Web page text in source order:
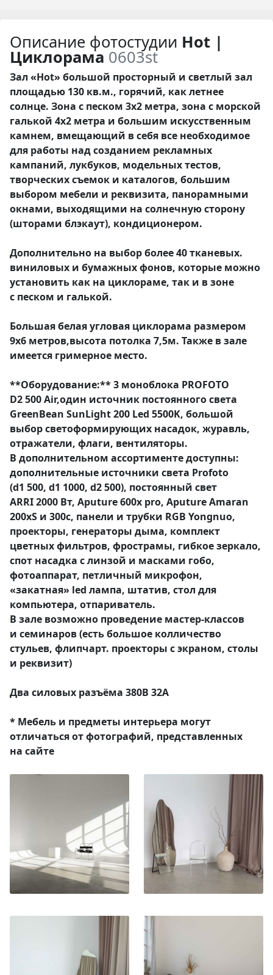
Описание фотостудии Hot |
Циклорама 0603st
Зал «Hot» большой просторный и светлый зал
площадью 130 кв.м., горячий, как летнее
солнце. Зона с песком 3х2 метра, зона с морской
галькой 4х2 метра и большим искусственным
камнем, вмещающий в себя все необходимое
для работы над созданием рекламных
кампаний, лукбуков, модельных тестов,
творческих съемок и каталогов, большим
выбором мебели и реквизита, панорамными
окнами, выходящими на солнечную сторону
(шторами блэкаут), кондиционером.
Дополнительно на выбор более 40 тканевых.
виниловых и бумажных фонов, которые можно
установить как на циклораме, так и в зоне
с песком и галькой.
Большая белая угловая циклорама размером
9х6 метров,высота потолка 7,5м. Также в зале
имеется гримерное место.
**Оборудование:** 3 моноблока PROFOTO
D2 500 Air,один источник постоянного света
GreenBean SunLight 200 Led 5500K, большой
выбор светоформирующих насадок, журавль,
отражатели, флаги, вентиляторы.
В дополнительном ассортименте доступны:
дополнительные источники света Profoto
(d1 500, d1 1000, d2 500), постоянный свет
ARRI 2000 Вт, Aputure 600x pro, Aputure Amaran
200xS и 300c, панели и трубки RGB Yongnuo,
проекторы, генераторы дыма, комплект
цветных фильтров, фрострамы, гибкое зеркало,
спот насадка с линзой и масками гобо,
фотоаппарат, петличный микрофон,
«закатная» led лампа, штатив, стол для
компьютера, отпариватель.
В зале возможно проведение мастер-классов
и семинаров (есть большое колличество
стульев, флипчарт. проекторы с экраном, столы
и реквизит)
Два силовых разъёма 380В 32А
* Мебель и предметы интерьера могут
отличаться от фотографий, представленных
на сайте